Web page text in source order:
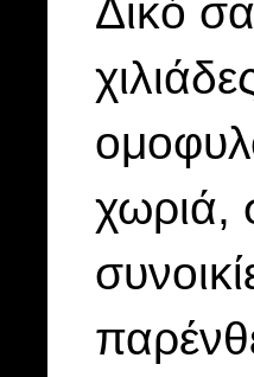
Δικό
χωριά,